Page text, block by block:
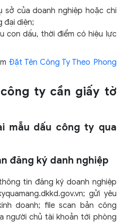
sở của doanh nghiệp hoặc chi
đại diện;
con dấu, thời điểm có hiệu lực
Đặt Tên Công Ty Theo Phong
ty cần giấy tờ
mẫu dấu công ty qua
đăng ký danh nghiệp
tin đăng ký doanh nghiệp
gửi yêu
doanh; file scan bản công
người chủ tài khoản tới phòng